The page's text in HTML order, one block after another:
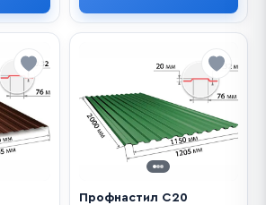
Профнастил С20